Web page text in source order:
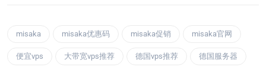
misaka misaka优惠码 misaka促销 misaka官网
便宜vps 大带宽vps推荐 德国vps推荐 德国服务器